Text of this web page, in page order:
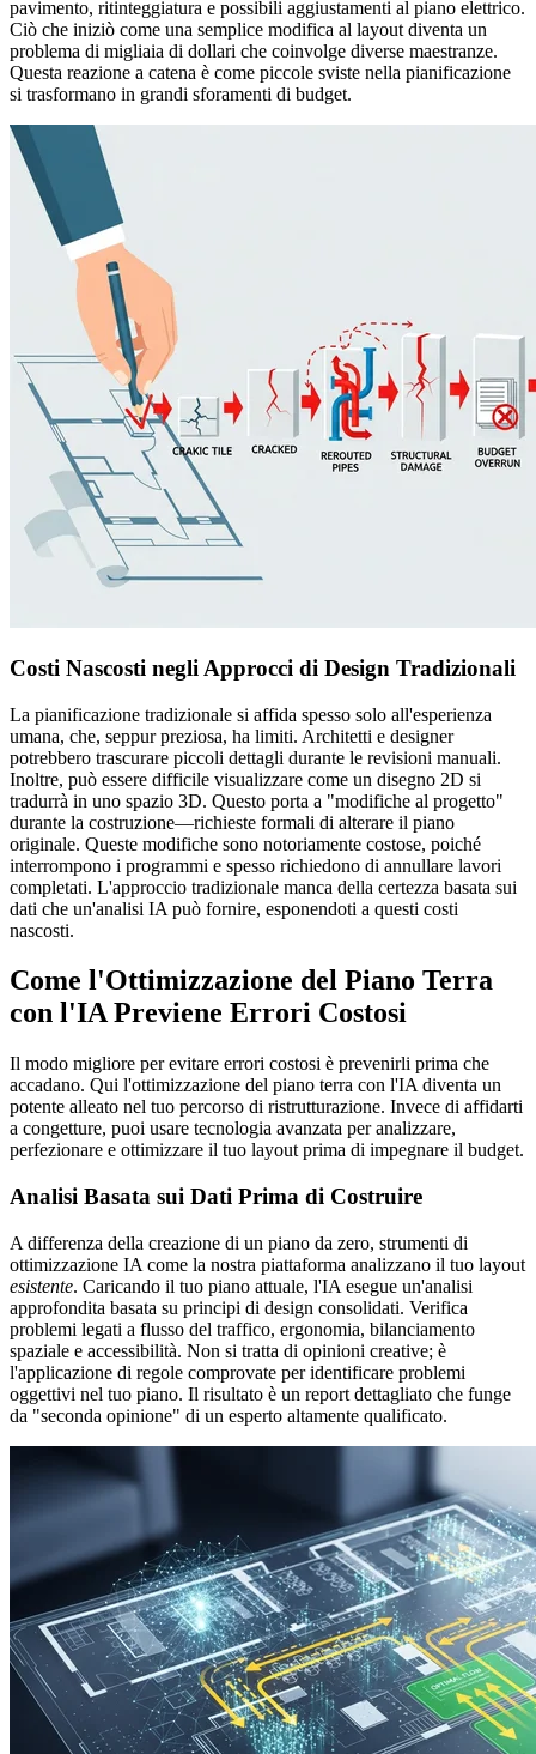
pavimento, ritinteggiatura e possibili aggiustamenti al piano elettrico.
Ciò che iniziò come una semplice modifica al layout diventa un
problema di migliaia di dollari che coinvolge diverse maestranze.
Questa reazione a catena è come piccole sviste nella pianificazione
si trasformano in grandi sforamenti di budget.
Costi Nascosti negli Approcci di Design Tradizionali
La pianificazione tradizionale si affida spesso solo all'esperienza
umana, che, seppur preziosa, ha limiti. Architetti e designer
potrebbero trascurare piccoli dettagli durante le revisioni manuali.
Inoltre, può essere difficile visualizzare come un disegno 2D si
tradurrà in uno spazio 3D. Questo porta a "modifiche al progetto"
durante la costruzione—richieste formali di alterare il piano
originale. Queste modifiche sono notoriamente costose, poiché
interrompono i programmi e spesso richiedono di annullare lavori
completati. L'approccio tradizionale manca della certezza basata sui
dati che un'analisi IA può fornire, esponendoti a questi costi
nascosti.
Come l'Ottimizzazione del Piano Terra
con l'IA Previene Errori Costosi
Il modo migliore per evitare errori costosi è prevenirli prima che
accadano. Qui l'ottimizzazione del piano terra con l'IA diventa un
potente alleato nel tuo percorso di ristrutturazione. Invece di affidarti
a congetture, puoi usare tecnologia avanzata per analizzare,
perfezionare e ottimizzare il tuo layout prima di impegnare il budget.
Analisi Basata sui Dati Prima di Costruire
A differenza della creazione di un piano da zero, strumenti di
ottimizzazione IA come la nostra piattaforma analizzano il tuo layout
esistente. Caricando il tuo piano attuale, l'IA esegue un'analisi
approfondita basata su principi di design consolidati. Verifica
problemi legati a flusso del traffico, ergonomia, bilanciamento
spaziale e accessibilità. Non si tratta di opinioni creative; è
l'applicazione di regole comprovate per identificare problemi
oggettivi nel tuo piano. Il risultato è un report dettagliato che funge
da "seconda opinione" di un esperto altamente qualificato.